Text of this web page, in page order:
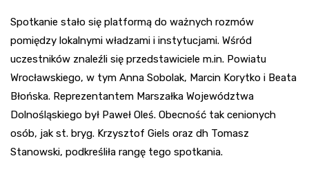
Spotkanie stało się platformą do ważnych rozmów
pomiędzy lokalnymi władzami i instytucjami. Wśród
uczestników znaleźli się przedstawiciele m.in. Powiatu
Wrocławskiego, w tym Anna Sobolak, Marcin Korytko i Beata
Błońska. Reprezentantem Marszałka Województwa
Dolnośląskiego był Paweł Oleś. Obecność tak cenionych
osób, jak st. bryg. Krzysztof Giels oraz dh Tomasz
Stanowski, podkreśliła rangę tego spotkania.